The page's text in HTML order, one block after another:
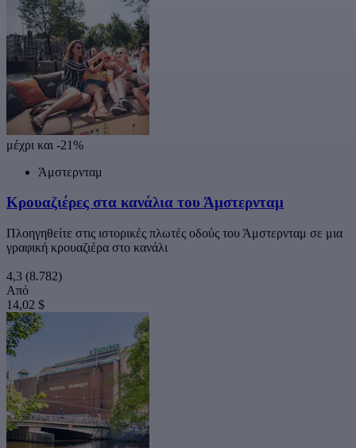
μέχρι και -21%
Άμστερνταμ
Κρουαζιέρες στα κανάλια του Άμστερνταμ
Πλοηγηθείτε στις ιστορικές πλωτές οδούς του Άμστερνταμ σε μια
γραφική κρουαζιέρα στο κανάλι
4,3 (8.782)
Από
14,02 $